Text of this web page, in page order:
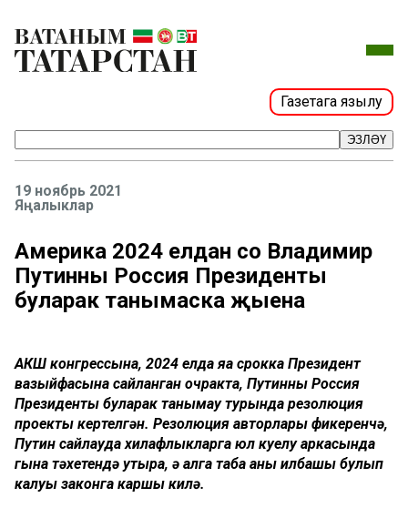
Газетага язылу
ЭЗЛӘҮ
19 ноябрь 2021
Яңалыклар
Америка 2024 елдан соң Владимир
Путинны Россия Президенты
буларак танымаска җыена
АКШ конгрессына, 2024 елда яңа срокка Президент
вазыйфасына сайланган очракта, Путинны Россия
Президенты буларак танымау турында резолюция
проекты кертелгән. Резолюция авторлары фикеренчә,
Путин сайлауда хилафлыкларга юл куелу аркасында
гына тәхетендә утыра, ә алга таба аның илбашы булып
калуы законга каршы килә.